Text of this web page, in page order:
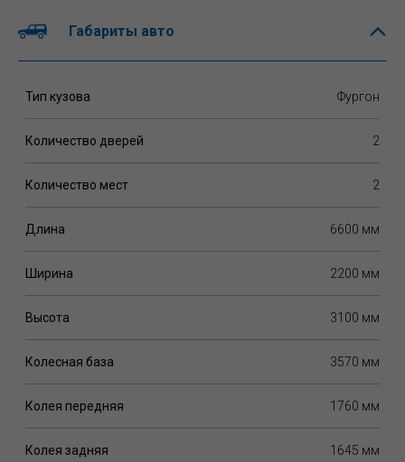
Габариты авто
Тип кузова Фургон
Количество дверей 2
Количество мест 2
Длина 6600 мм
Ширина 2200 мм
Высота 3100 мм
Колесная база 3570 мм
Колея передняя 1760 мм
Колея задняя 1645 мм